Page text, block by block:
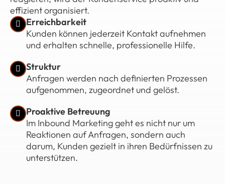
effizient organisiert.
Erreichbarkeit
Kunden können jederzeit Kontakt aufnehmen
und erhalten schnelle, professionelle Hilfe.
Struktur
Anfragen werden nach definierten Prozessen
aufgenommen, zugeordnet und gelöst.
Proaktive Betreuung
Im Inbound Marketing geht es nicht nur um
Reaktionen auf Anfragen, sondern auch
darum, Kunden gezielt in ihren Bedürfnissen zu
unterstützen.